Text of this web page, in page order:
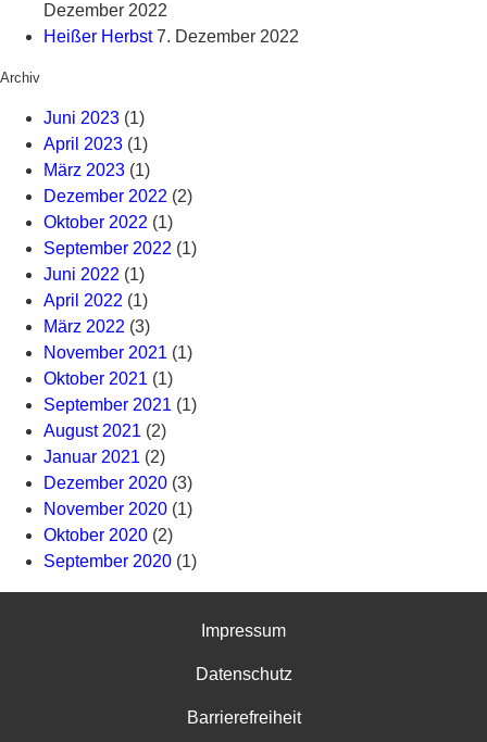
Dezember 2022
Heißer Herbst 7. Dezember 2022
Archiv
Juni 2023 (1)
April 2023 (1)
März 2023 (1)
Dezember 2022 (2)
Oktober 2022 (1)
September 2022 (1)
Juni 2022 (1)
April 2022 (1)
März 2022 (3)
November 2021 (1)
Oktober 2021 (1)
September 2021 (1)
August 2021 (2)
Januar 2021 (2)
Dezember 2020 (3)
November 2020 (1)
Oktober 2020 (2)
September 2020 (1)
Impressum
Datenschutz
Barrierefreiheit